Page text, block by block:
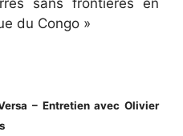
sans frontières en
du Congo »
– Entretien avec Olivier